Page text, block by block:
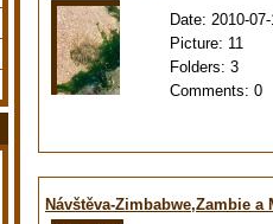
Date: 2010-
Picture: 11
Folders: 3
Comments: 0
Návštěva-Zimbabwe,Zambie a